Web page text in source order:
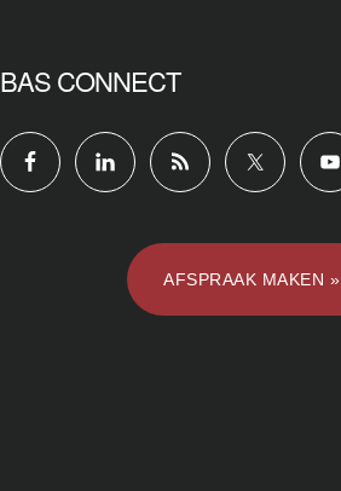
BAS CONNECT
AFSPRAAK MAKEN »